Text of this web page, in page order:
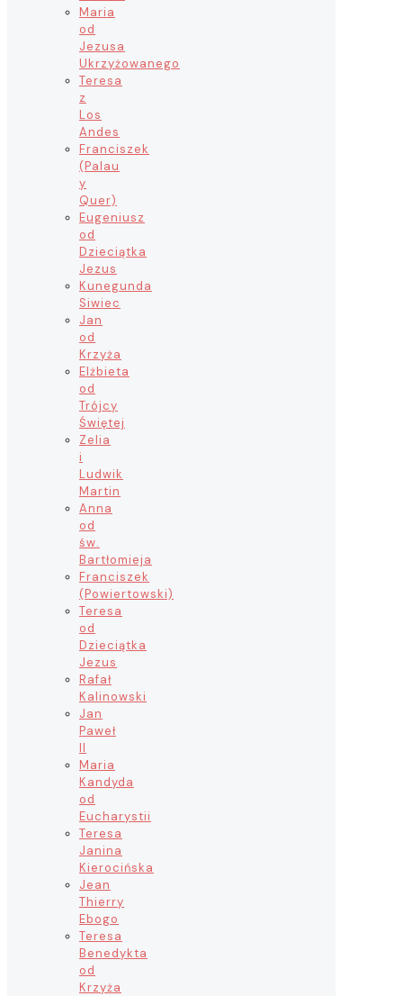
Maria
od
Jezusa
Ukrzyżowanego
Teresa
z
Los
Andes
Franciszek
(Palau
y
Quer)
Eugeniusz
od
Dzieciątka
Jezus
Kunegunda
Siwiec
Jan
od
Krzyża
Elżbieta
od
Trójcy
Świętej
Zelia
i
Ludwik
Martin
Anna
od
św.
Bartłomieja
Franciszek
(Powiertowski)
Teresa
od
Dzieciątka
Jezus
Rafał
Kalinowski
Jan
Paweł
II
Maria
Kandyda
od
Eucharystii
Teresa
Janina
Kierocińska
Jean
Thierry
Ebogo
Teresa
Benedykta
od
Krzyża